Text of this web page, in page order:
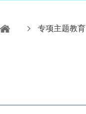
专项主题教育